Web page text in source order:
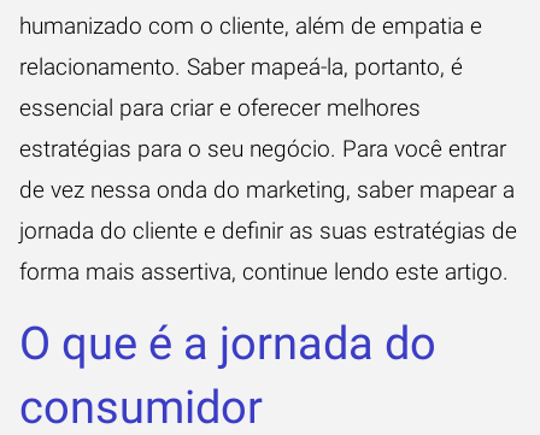
humanizado com o cliente, além de empatia e
relacionamento. Saber mapeá-la, portanto, é
essencial para criar e oferecer melhores
estratégias para o seu negócio. Para você entrar
de vez nessa onda do marketing, saber mapear a
jornada do cliente e definir as suas estratégias de
forma mais assertiva, continue lendo este artigo.
O que é a jornada do
consumidor